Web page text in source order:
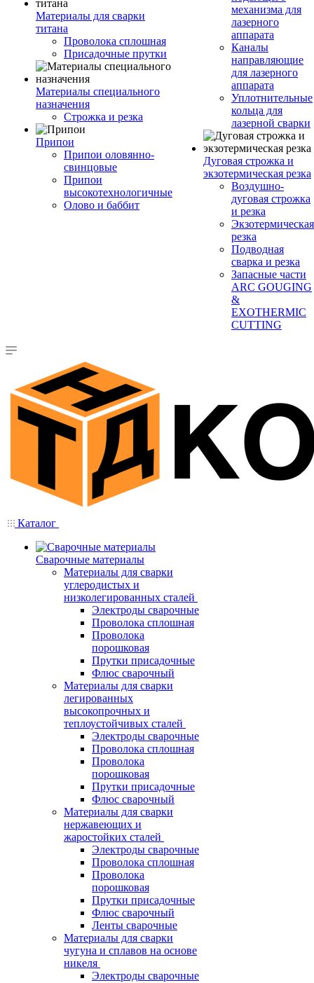
Материалы для сварки
титана
Проволока сплошная
Присадочные прутки
Материалы специального
назначения
Строжка и резка
Припои
Припои оловянно-
свинцовые
Припои
высокотехнологичные
Олово и баббит
механизма для
лазерного
аппарата
Каналы
направляющие
для лазерного
аппарата
Уплотнительные
кольца для
лазерной сварки
Дуговая строжка и
экзотермическая резка
Воздушно-
дуговая строжка
и резка
Экзотермическая
резка
Подводная
сварка и резка
Запасные части
ARC GOUGING
&
EXOTHERMIC
CUTTING
Каталог
Сварочные материалы
Материалы для сварки
углеродистых и
низколегированных сталей
Электроды сварочные
Проволока сплошная
Проволока
порошковая
Прутки присадочные
Флюс сварочный
Материалы для сварки
легированных
высокопрочных и
теплоустойчивых сталей
Электроды сварочные
Проволока сплошная
Проволока
порошковая
Прутки присадочные
Флюс сварочный
Материалы для сварки
нержавеющих и
жаростойких сталей
Электроды сварочные
Проволока сплошная
Проволока
порошковая
Прутки присадочные
Флюс сварочный
Ленты сварочные
Материалы для сварки
чугуна и сплавов на основе
никеля
Электроды сварочные